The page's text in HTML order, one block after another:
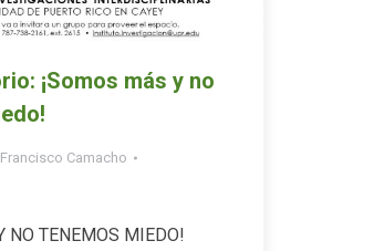
¡Somos más y no
Francisco Camacho
NO TENEMOS MIEDO!